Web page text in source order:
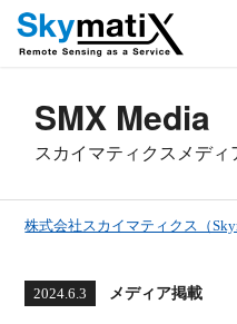
SMX Media
スカイマティクスメディ
株式会社スカイマティクス（
2024.6.3 メディア掲載